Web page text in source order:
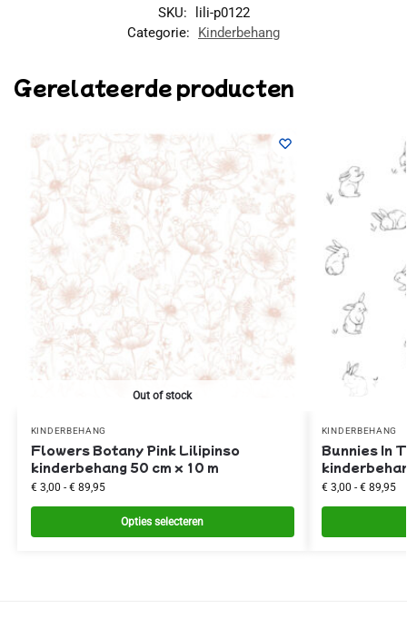
SKU:
lili-p0122
Categorie:
Kinderbehang
Gerelateerde producten
Out of stock
KINDERBEHANG
Flowers Botany Pink Lilipinso
kinderbehang 50 cm x 10 m
€3,00 - €89,95
Opties selecteren
KINDERBEHANG
Bunnies In
€3,00 - €89,95